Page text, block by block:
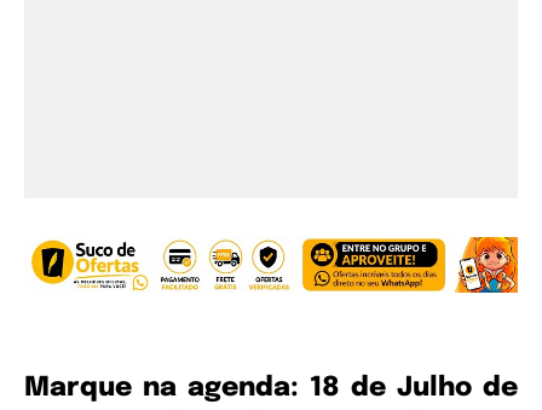
Marque na agenda: 18 de Julho de